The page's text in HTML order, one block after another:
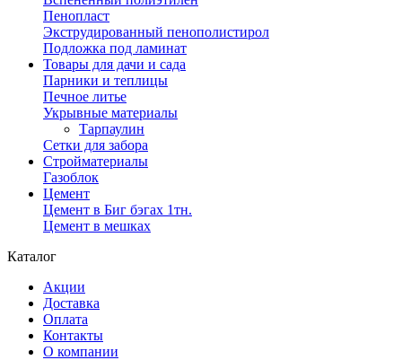
Пенопласт
Экструдированный пенополистирол
Подложка под ламинат
Товары для дачи и сада
Парники и теплицы
Печное литье
Укрывные материалы
Тарпаулин
Сетки для забора
Стройматериалы
Газоблок
Цемент
Цемент в Биг бэгах 1тн.
Цемент в мешках
Каталог
Акции
Доставка
Оплата
Контакты
О компании